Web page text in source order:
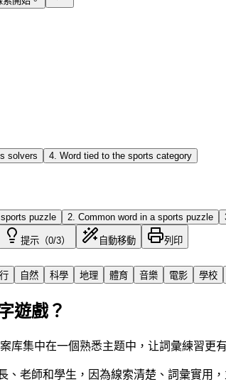
solvers 4. Word tied to the sports category
puzzle 2 Common word in a sports puzzle
提示（0/3） 自動移動 列印
自然 科學 地理 體育 音樂 電影 學校
遊戲？
库集中在一個熟悉主题中，让詞彙練習更
、老師和學生，因為線索清楚、詞彙實用